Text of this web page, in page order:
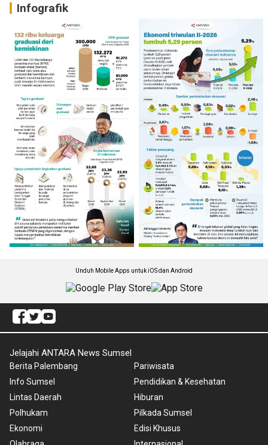
Infografik
Unduh Mobile Apps untuk iOS dan Android
Jelajahi ANTARA News Sumsel
Berita Palembang
Info Sumsel
Lintas Daerah
Polhukam
Ekonomi
Pariwisata
Pendidikan & Kesehatan
Hiburan
Pilkada Sumsel
Edisi Khusus